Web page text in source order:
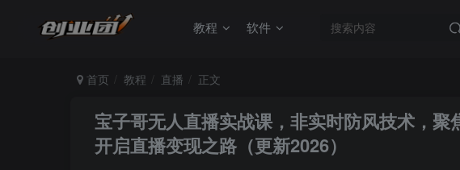
教程 软件
首页 教程 直播 正文
宝子哥无人直播实战课，非实时防风技术，
开启直播变现之路（更新2026）